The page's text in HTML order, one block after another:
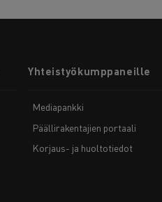
Yhteistyökumppaneille
Mediapankki
Päällirakentajien portaali
Korjaus- ja huoltotiedot